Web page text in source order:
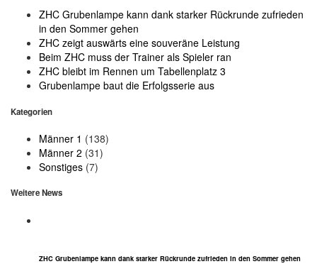
ZHC Grubenlampe kann dank starker Rückrunde zufrieden
in den Sommer gehen
ZHC zeigt auswärts eine souveräne Leistung
Beim ZHC muss der Trainer als Spieler ran
ZHC bleibt im Rennen um Tabellenplatz 3
Grubenlampe baut die Erfolgsserie aus
Kategorien
Männer 1 (138)
Männer 2 (31)
Sonstiges (7)
Weitere News
ZHC Grubenlampe kann dank starker Rückrunde zufrieden in den Sommer gehen